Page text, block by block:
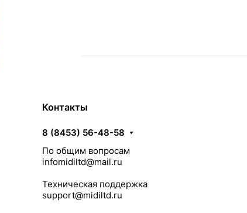
Контакты
8 (8453) 56-48-58
По общим вопросам
infomidiltd@mail.ru
Техническая поддержка
support@midiltd.ru